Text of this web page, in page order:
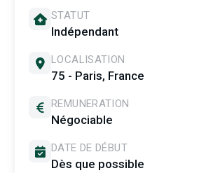
STATUT
Indépendant
LOCALISATION
75 - Paris, France
REMUNERATION
Négociable
DATE DE DÉBUT
Dès que possible